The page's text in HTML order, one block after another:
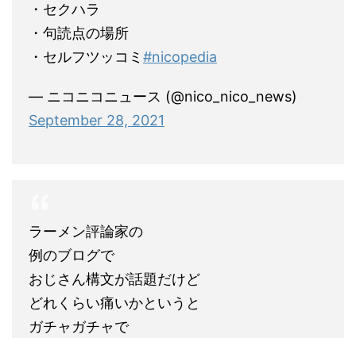
・セクハラ
・句読点の場所
・セルフツッコミ #nicopedia
— ニコニコニュース (@nico_nico_news)
September 28, 2021
ラーメン評論家の
例のブログで
おじさん構文が話題だけど
どれくらい痛いかというと
ガチャガチャで